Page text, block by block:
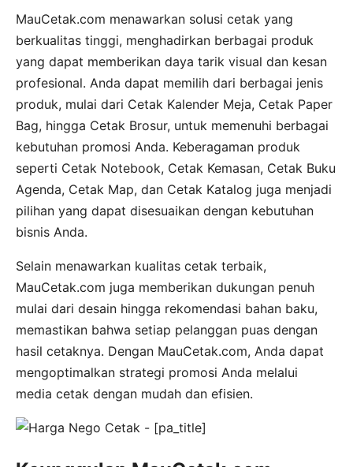
MauCetak.com menawarkan solusi cetak yang
berkualitas tinggi, menghadirkan berbagai produk
yang dapat memberikan daya tarik visual dan kesan
profesional. Anda dapat memilih dari berbagai jenis
produk, mulai dari Cetak Kalender Meja, Cetak Paper
Bag, hingga Cetak Brosur, untuk memenuhi berbagai
kebutuhan promosi Anda. Keberagaman produk
seperti Cetak Notebook, Cetak Kemasan, Cetak Buku
Agenda, Cetak Map, dan Cetak Katalog juga menjadi
pilihan yang dapat disesuaikan dengan kebutuhan
bisnis Anda.
Selain menawarkan kualitas cetak terbaik,
MauCetak.com juga memberikan dukungan penuh
mulai dari desain hingga rekomendasi bahan baku,
memastikan bahwa setiap pelanggan puas dengan
hasil cetaknya. Dengan MauCetak.com, Anda dapat
mengoptimalkan strategi promosi Anda melalui
media cetak dengan mudah dan efisien.